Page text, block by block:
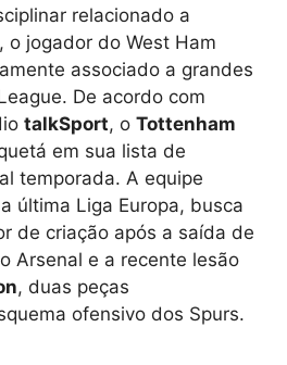
relacionado a
o jogador do West Ham
associado a grandes
De acordo com
talkSport, o Tottenham
em sua lista de
temporada. A equipe
última Liga Europa, busca
de criação após a saída de
Arsenal e a recente lesão
, duas peças
ofensivo dos Spurs.